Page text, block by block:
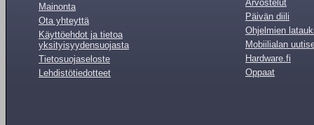
Mainonta
Ota yhteyttä
Käyttöehdot ja tietoa
yksityisyydensuojasta
Tietosuojaseloste
Lehdistötiedotteet
Arvostelut
Päivän diili
Ohjelmien
Mobiilialan
Hardware.fi
Oppaat